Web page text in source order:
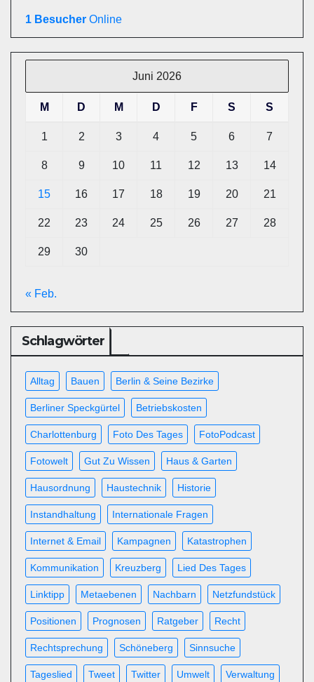
1 Besucher Online
Juni 2026
M D M D F S S
1 2 3 4 5 6 7
8 9 10 11 12 13 14
15 16 17 18 19 20 21
22 23 24 25 26 27 28
29 30
« Feb.
Schlagwörter
Alltag Bauen Berlin & Seine Bezirke
Berliner Speckgürtel Betriebskosten
Charlottenburg Foto Des Tages FotoPodcast
Fotowelt Gut Zu Wissen Haus & Garten
Hausordnung Haustechnik Historie
Instandhaltung Internationale Fragen
Internet & Email Kampagnen Katastrophen
Kommunikation Kreuzberg Lied Des Tages
Linktipp Metaebenen Nachbarn Netzfundstück
Positionen Prognosen Ratgeber Recht
Rechtsprechung Schöneberg Sinnsuche
Tageslied Tweet Twitter Umwelt Verwaltung